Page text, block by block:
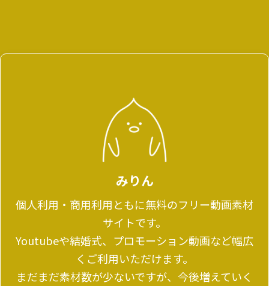
みりん
個人利用・商用利用ともに無料のフリー動画素材
サイトです。
Youtubeや結婚式、プロモーション動画など幅広
くご利用いただけます。
まだまだ素材数が少ないですが、今後増えていく